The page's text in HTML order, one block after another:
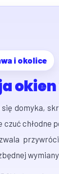
i okolice
domyka,
czuć chłodne